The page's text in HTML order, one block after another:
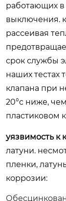
работающих
выключения.
рассеивая
срок службы
наших тестах
клапана при
20°c ниже,
пластиковом
уязвимость к
латуни.
пленки,
коррозии: